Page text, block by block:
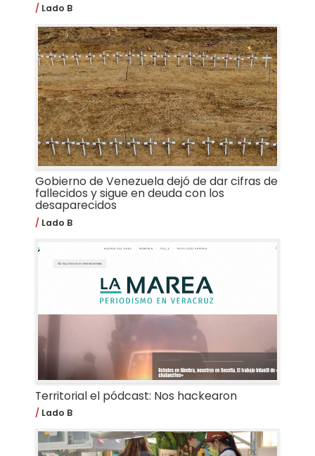
Lado B
Gobierno de Venezuela dejó de dar cifras de
fallecidos y sigue en deuda con los
desaparecidos
Lado B
Territorial el pódcast: Nos hackearon
Lado B